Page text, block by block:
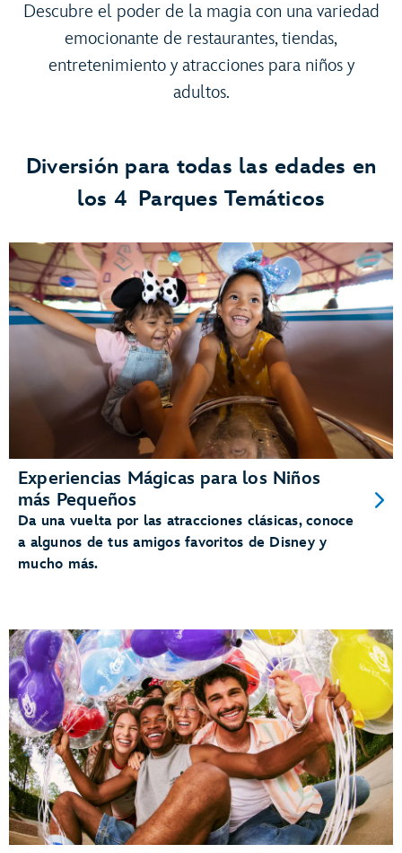
Descubre el poder de la magia con una variedad
emocionante de restaurantes, tiendas,
entretenimiento y atracciones para niños y
adultos.
Diversión para todas las edades en
los 4 Parques Temáticos
Experiencias Mágicas para los Niños
más Pequeños
Da una vuelta por las atracciones clásicas, conoce
a algunos de tus amigos favoritos de Disney y
mucho más.